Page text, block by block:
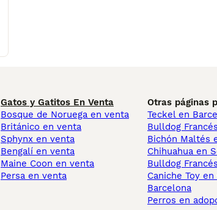
Gatos y Gatitos En Venta
Bosque de Noruega en venta
Británico en venta
Sphynx en venta
Bengalí en venta
Maine Coon en venta
Persa en venta
Otras páginas
Teckel en
Bulldog
Bichón Maltés
Chihuahua en
Bulldog
Caniche Toy
Barcelona
Perros en